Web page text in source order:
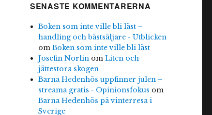
SENASTE KOMMENTARERNA
Boken som inte ville bli läst –
handling och bästsäljare - Utblicken
omBoken som inte ville bli läst
Josefin Norlin omLiten och
jättestora skogen
Barna Hedenhös uppfinner julen –
streama gratis - Opinionsfokus om
Barna Hedenhös på vinterresa i
Sverige